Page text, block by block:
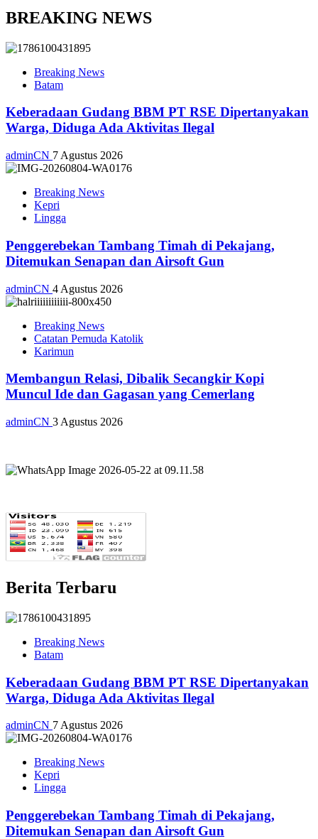
BREAKING NEWS
Breaking News
Batam
Keberadaan Gudang BBM PT RSE Dipertanyakan
Warga, Diduga Ada Aktivitas Ilegal
adminCN 7 Agustus 2026
Breaking News
Kepri
Lingga
Penggerebekan Tambang Timah di Pekajang,
Ditemukan Senapan dan Airsoft Gun
adminCN 4 Agustus 2026
Breaking News
Catatan Pemuda Katolik
Karimun
Membangun Relasi, Dibalik Secangkir Kopi
Muncul Ide dan Gagasan yang Cemerlang
adminCN 3 Agustus 2026
Berita Terbaru
Breaking News
Batam
Keberadaan Gudang BBM PT RSE Dipertanyakan
Warga, Diduga Ada Aktivitas Ilegal
adminCN 7 Agustus 2026
Breaking News
Kepri
Lingga
Penggerebekan Tambang Timah di Pekajang,
Ditemukan Senapan dan Airsoft Gun